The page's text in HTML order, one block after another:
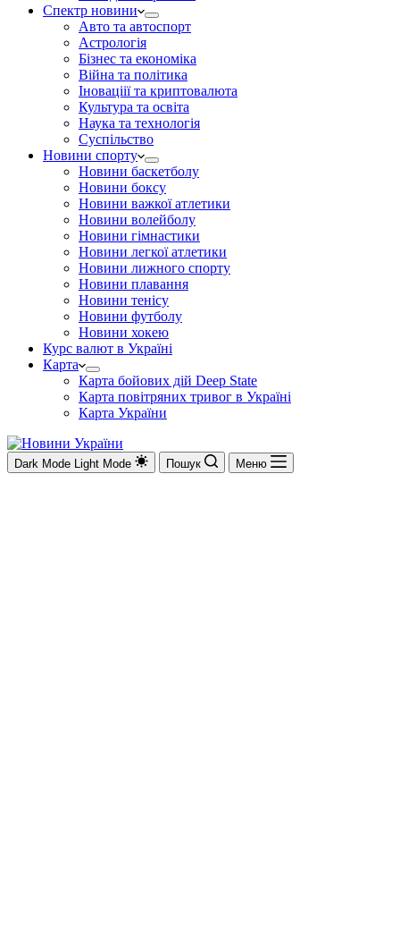
Спектр новини
Авто та автоспорт
Астрологія
Бізнес та економіка
Війна та політика
Іноваціії та криптовалюта
Культура та освіта
Наука та технологія
Суспільство
Новини спорту
Новини баскетболу
Новини боксу
Новини важкої атлетики
Новини волейболу
Новини гімнастики
Новини легкої атлетики
Новини лижного спорту
Новини плавання
Новини тенісу
Новини футболу
Новини хокею
Курс валют в Україні
Карта
Карта бойових дій Deep State
Карта повітряних тривог в Україні
Карта України
Dark Mode Light Mode Пошук Меню